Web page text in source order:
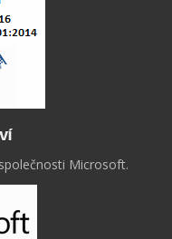
Microsoft.